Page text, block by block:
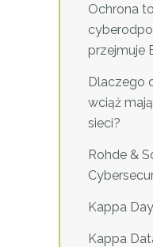
Ochrona
przejmuje
Dlaczego
wciąż
sieci?
Rohde &
Kappa
Kappa